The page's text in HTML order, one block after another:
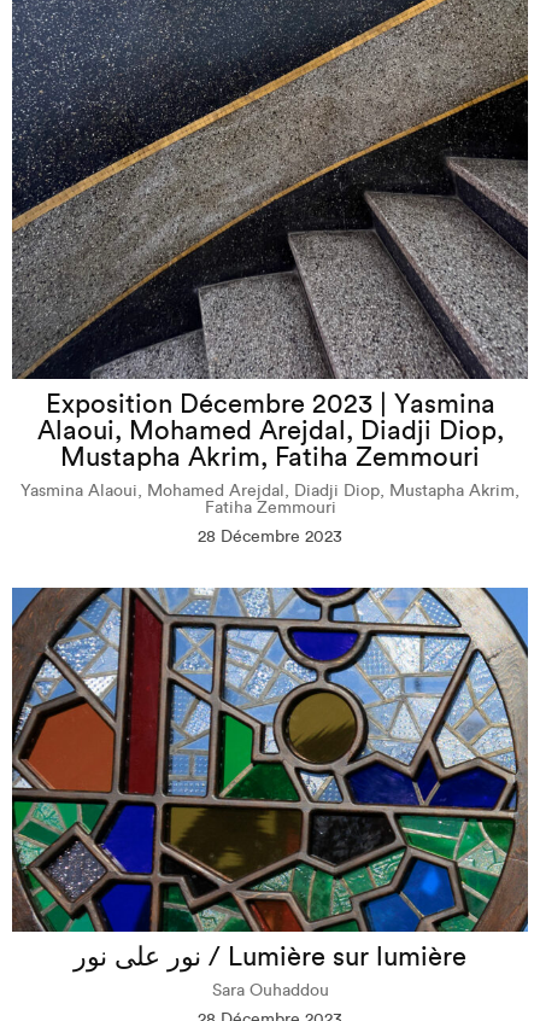
Exposition Décembre 2023 | Yasmina
Alaoui, Mohamed Arejdal, Diadji Diop,
Mustapha Akrim, Fatiha Zemmouri
Yasmina Alaoui, Mohamed Arejdal, Diadji Diop, Mustapha Akrim,
Fatiha Zemmouri
28 Décembre 2023
نور على نور / Lumière sur lumière
Sara Ouhaddou